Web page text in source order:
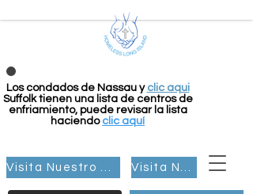
Los condados de Nassau y clic aqui
Suffolk tienen una lista de centros de
enfriamiento, puede revisar la lista
haciendo clic aquí
Visita Nuestro Grupo Visita Nuestro Grupo